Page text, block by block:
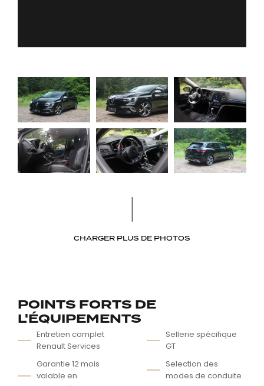
CHARGER PLUS DE PHOTOS
POINTS FORTS DE
L'ÉQUIPEMENTS
Entretien complet
Renault Services
Garantie 12 mois
valable en
Sellerie spécifique
GT
Selection des
modes de conduite